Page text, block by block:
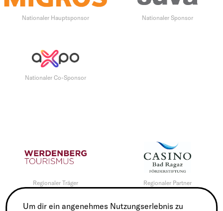
Nationaler Hauptsponsor Nationaler Sponsor
Nationaler Co-Sponsor
Regionaler Träger Regionaler Partner
Um dir ein angenehmes Nutzungserlebnis zu